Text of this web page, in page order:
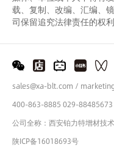
载、复制、改编、汇编、
司保留追究法律责任的权利
sales@xa-blt.com /
400-863-8885 029-88485673
公司全称：西安铂力特增材技
陕ICP备16018693号